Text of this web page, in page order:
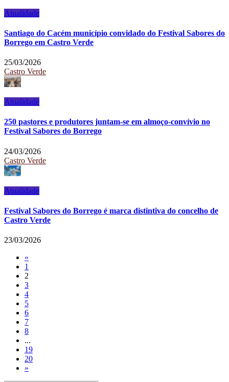
Atualidade
Santiago do Cacém município convidado do Festival Sabores do
Borrego em Castro Verde
25/03/2026
Castro Verde
Atualidade
250 pastores e produtores juntam-se em almoço-convívio no
Festival Sabores do Borrego
24/03/2026
Castro Verde
Atualidade
Festival Sabores do Borrego é marca distintiva do concelho de
Castro Verde
23/03/2026
«
1
2
3
4
5
6
7
8
...
19
20
»